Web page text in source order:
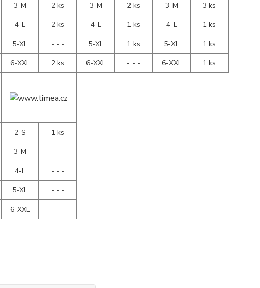
3-M
2 ks
4-L
2 ks
5-XL
- - -
6-XXL
2 ks
3-M
2 ks
4-L
1 ks
5-XL
1 ks
6-XXL
- - -
3-M
3 ks
4-L
1 ks
5-XL
1 ks
6-XXL
1 ks
2-S
1 ks
3-M
- - -
4-L
- - -
5-XL
- - -
6-XXL
- - -